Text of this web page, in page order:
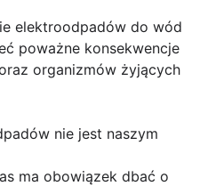
elektroodpadów do wód
poważne konsekwencje
organizmów żyjących
nie jest naszym
ma obowiązek dbać o